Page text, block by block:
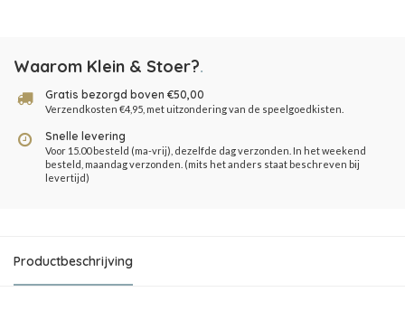
Waarom Klein & Stoer?.
Gratis bezorgd boven €50,00
Verzendkosten €4,95, met uitzondering van de speelgoedkisten.
Snelle levering
Voor 15.00 besteld (ma-vrij), dezelfde dag verzonden. In het weekend
besteld, maandag verzonden. (mits het anders staat beschreven bij
levertijd)
Productbeschrijving